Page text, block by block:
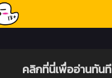
คลิกที่นี่เพื่ออ่านทันที